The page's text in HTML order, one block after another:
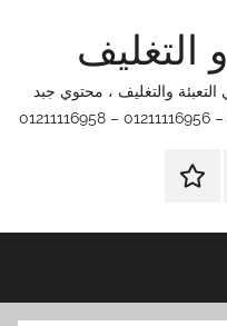
التغليف
والتغليف ، محتوي جبد
اتـصـل
في
التي